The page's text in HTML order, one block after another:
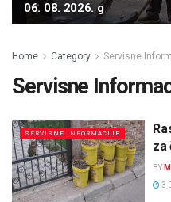
06. 08. 2026. g
Home Category Servisne
Servisne
SERVISNE INFORMACIJE
za
BY
3